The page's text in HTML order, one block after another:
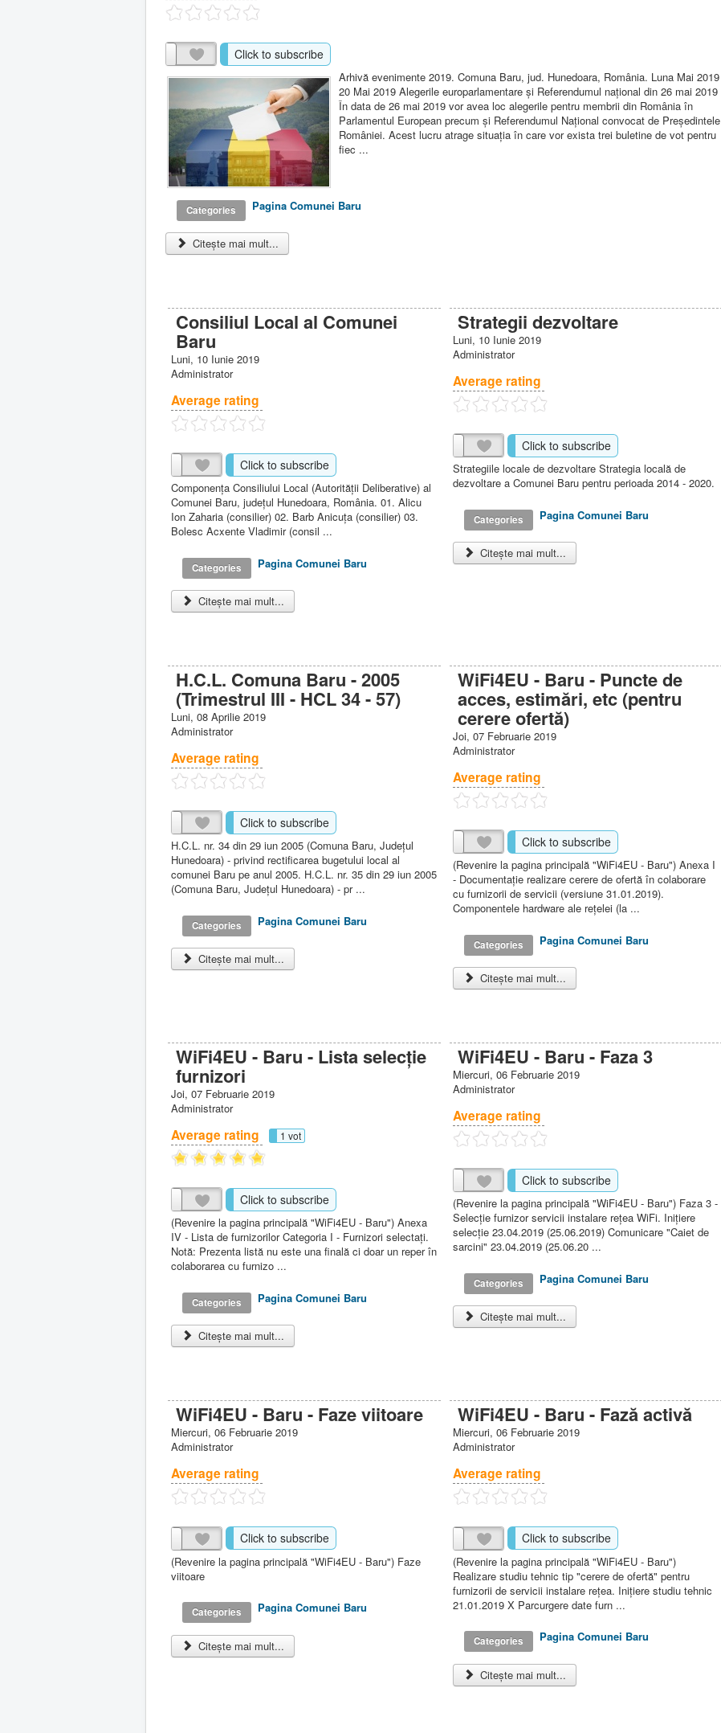
Click to subscribe
Arhivă evenimente 2019. Comuna Baru, jud. Hunedoara, România. Luna Mai 2019
20 Mai 2019 Alegerile europarlamentare şi Referendumul naţional din 26 mai 2019
În data de 26 mai 2019 vor avea loc alegerile pentru membrii din România în
Parlamentul European precum şi Referendumul Naţional convocat de Preşedintele
României. Acest lucru atrage situaţia în care vor exista trei buletine de vot pentru
fiec ...
Categories Pagina Comunei Baru
Citește mai mult...
Consiliul Local al Comunei
Baru
Luni, 10 Iunie 2019
Administrator
Average rating
Click to subscribe
Componenţa Consiliului Local (Autorităţii Deliberative) al
Comunei Baru, judeţul Hunedoara, România. 01. Alicu
Ion Zaharia (consilier) 02. Barb Anicuţa (consilier) 03.
Bolesc Acxente Vladimir (consil ...
Categories Pagina Comunei Baru
Citește mai mult...
Strategii dezvoltare
Luni, 10 Iunie 2019
Administrator
Average rating
Click to subscribe
Strategiile locale de dezvoltare Strategia locală de
dezvoltare a Comunei Baru pentru perioada 2014 - 2020.
Categories Pagina Comunei Baru
Citește mai mult...
H.C.L. Comuna Baru - 2005
(Trimestrul III - HCL 34 - 57)
Luni, 08 Aprilie 2019
Administrator
Average rating
Click to subscribe
H.C.L. nr. 34 din 29 iun 2005 (Comuna Baru, Judeţul
Hunedoara) - privind rectificarea bugetului local al
comunei Baru pe anul 2005. H.C.L. nr. 35 din 29 iun 2005
(Comuna Baru, Judeţul Hunedoara) - pr ...
Categories Pagina Comunei Baru
Citește mai mult...
WiFi4EU - Baru - Puncte de
acces, estimări, etc (pentru
cerere ofertă)
Joi, 07 Februarie 2019
Administrator
Average rating
Click to subscribe
(Revenire la pagina principală "WiFi4EU - Baru") Anexa I
- Documentaţie realizare cerere de ofertă în colaborare
cu furnizorii de servicii (versiune 31.01.2019).
Componentele hardware ale reţelei (la ...
Categories Pagina Comunei Baru
Citește mai mult...
WiFi4EU - Baru - Lista selecţie
furnizori
Joi, 07 Februarie 2019
Administrator
Average rating 1 vot
Click to subscribe
(Revenire la pagina principală "WiFi4EU - Baru") Anexa
IV - Lista de furnizorilor Categoria I - Furnizori selectaţi.
Notă: Prezenta listă nu este una finală ci doar un reper în
colaborarea cu furnizo ...
Categories Pagina Comunei Baru
Citește mai mult...
WiFi4EU - Baru - Faza 3
Miercuri, 06 Februarie 2019
Administrator
Average rating
Click to subscribe
(Revenire la pagina principală "WiFi4EU - Baru") Faza 3 -
Selecţie furnizor servicii instalare reţea WiFi. Iniţiere
selecţie 23.04.2019 (25.06.2019) Comunicare "Caiet de
sarcini" 23.04.2019 (25.06.20 ...
Categories Pagina Comunei Baru
Citește mai mult...
WiFi4EU - Baru - Faze viitoare
Miercuri, 06 Februarie 2019
Administrator
Average rating
Click to subscribe
(Revenire la pagina principală "WiFi4EU - Baru") Faze
viitoare
Categories Pagina Comunei Baru
Citește mai mult...
WiFi4EU - Baru - Fază activă
Miercuri, 06 Februarie 2019
Administrator
Average rating
Click to subscribe
(Revenire la pagina principală "WiFi4EU - Baru")
Realizare studiu tehnic tip "cerere de ofertă" pentru
furnizorii de servicii instalare reţea. Iniţiere studiu tehnic
21.01.2019 X Parcurgere date furn ...
Categories Pagina Comunei Baru
Citește mai mult...